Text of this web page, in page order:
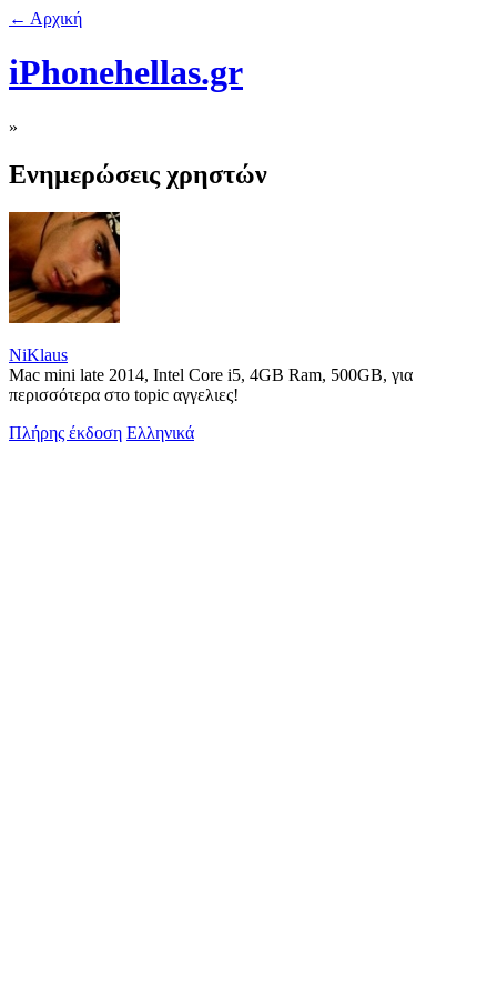
← Αρχική
iPhonehellas.gr
»
Ενημερώσεις χρηστών
NiKlaus
Mac mini late 2014, Intel Core i5, 4GB Ram, 500GB, για
περισσότερα στο topic αγγελιες!
Πλήρης έκδοση Ελληνικά